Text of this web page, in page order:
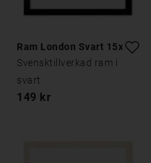
Ram London Svart 15x21
Svensktillverkad ram i
svart
149 kr